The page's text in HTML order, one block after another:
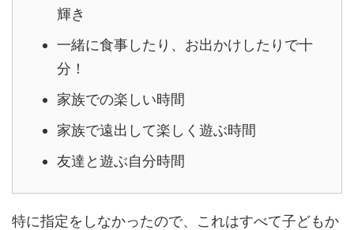
輝き
一緒に食事したり、お出かけしたりで十
分！
家族での楽しい時間
家族で遠出して楽しく遊ぶ時間
友達と遊ぶ自分時間
特に指定をしなかったので、これはすべて子どもか